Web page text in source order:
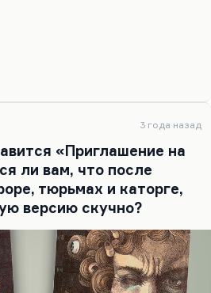
Владимир Новиков
каждого порядочного
табличка: «С
понеслись и «Не
про другое. И
Ну кто
не писал! И «Саркофаг»
3 года назад
«Приглашение на
ли вам, что после
тюрьмах и каторге,
версию скучно?